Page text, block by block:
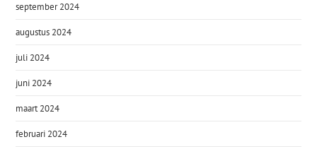
september 2024
augustus 2024
juli 2024
juni 2024
maart 2024
februari 2024